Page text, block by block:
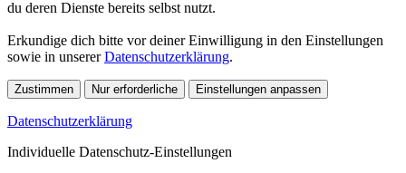
du deren Dienste bereits selbst nutzt.
Erkundige dich bitte vor deiner Einwilligung in den Einstellungen
sowie in unsererDatenschutzerklärung.
Zustimmen Nur erforderliche Einstellungen anpassen
Datenschutzerklärung
Individuelle Datenschutz-Einstellungen